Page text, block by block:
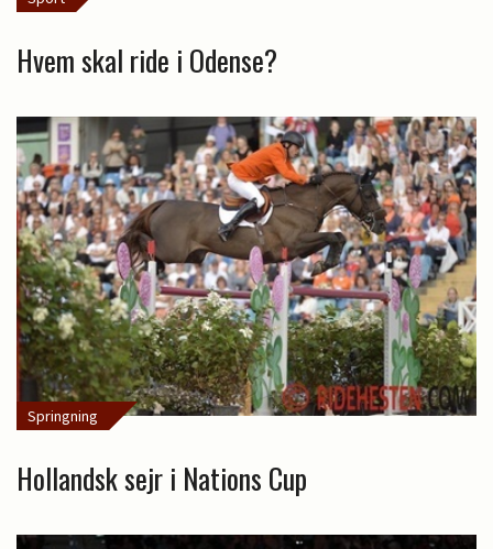
Hvem skal ride i Odense?
Springning
Hollandsk sejr i Nations Cup